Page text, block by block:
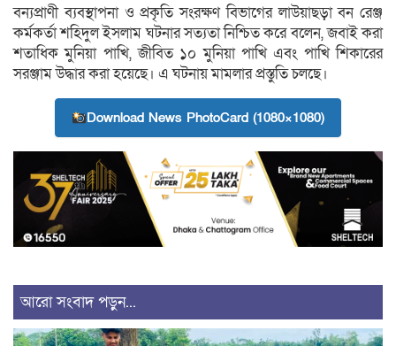
বন্যপ্রাণী ব্যবস্থাপনা ও প্রকৃতি সংরক্ষণ বিভাগের লাউয়াছড়া বন রেঞ্জ
কর্মকর্তা শহিদুল ইসলাম ঘটনার সত্যতা নিশ্চিত করে বলেন, জবাই করা
শতাধিক মুনিয়া পাখি, জীবিত ১০ মুনিয়া পাখি এবং পাখি শিকারের
সরঞ্জাম উদ্ধার করা হয়েছে। এ ঘটনায় মামলার প্রস্তুতি চলছে।
Download News PhotoCard (1080×1080)
আরো সংবাদ পড়ুন...